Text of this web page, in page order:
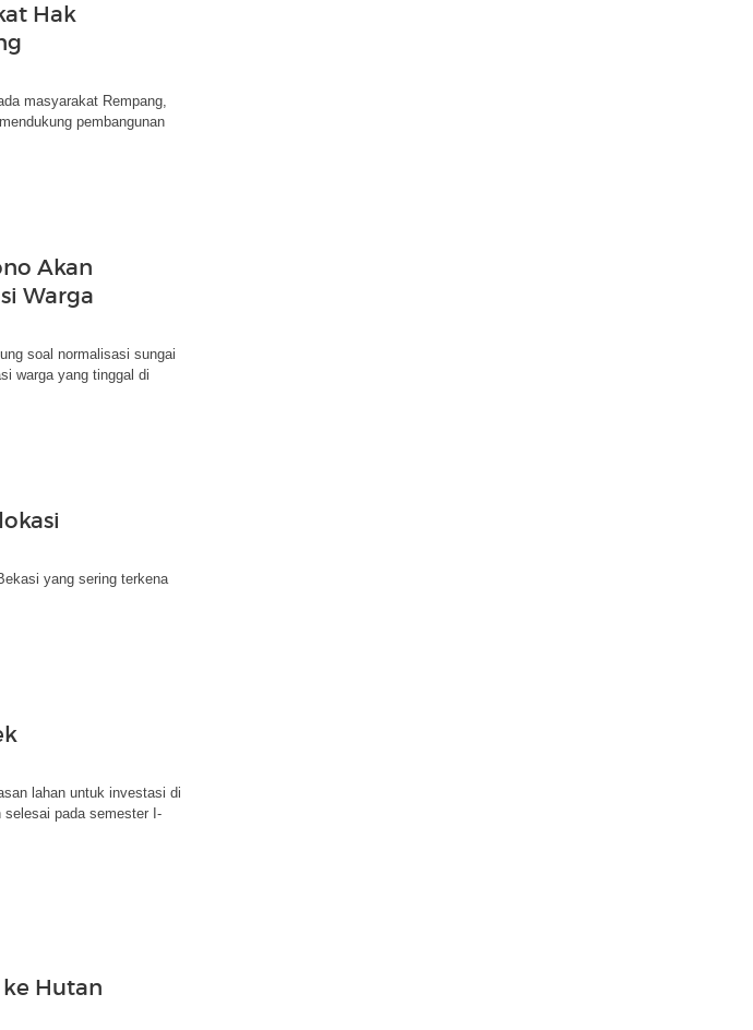
Hak
masyarakat Rempang,
pembangunan
Akan
Warga
soal normalisasi sungai
warga yang tinggal di
yang sering terkena
lahan untuk investasi di
selesai pada semester I-
Hutan